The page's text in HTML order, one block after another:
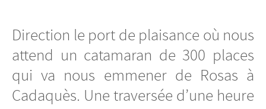
Direction le port de plaisance où nous
attend un catamaran de 300 places
qui va nous emmener de Rosas à
Cadaquès. Une traversée d’une heure